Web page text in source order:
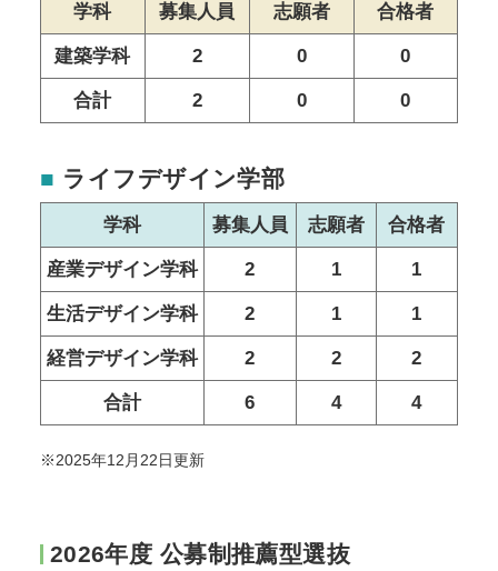
学科 募集人員 志願者 合格者
建築学科 2 0 0
合計 2 0 0
■ ライフデザイン学部
学科 募集人員 志願者 合格者
産業デザイン学科 2 1 1
生活デザイン学科 2 1 1
経営デザイン学科 2 2 2
合計 6 4 4
※2025年12月22日更新
2026年度 公募制推薦型選抜